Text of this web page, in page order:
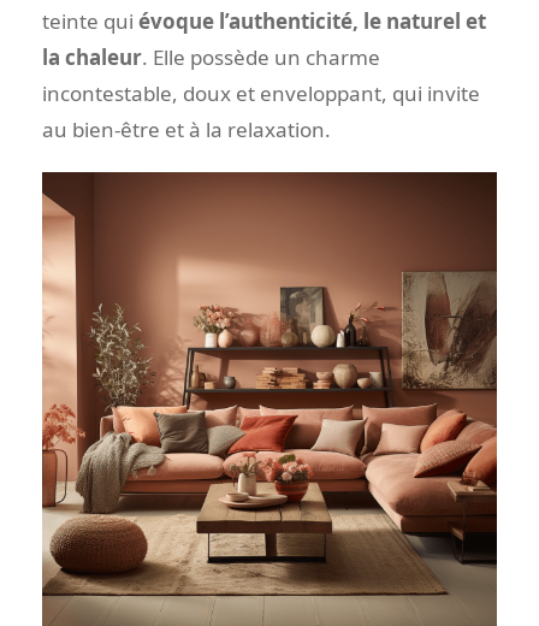
teinte qui évoque l’authenticité, le naturel et
la chaleur. Elle possède un charme
incontestable, doux et enveloppant, qui invite
au bien-être et à la relaxation.